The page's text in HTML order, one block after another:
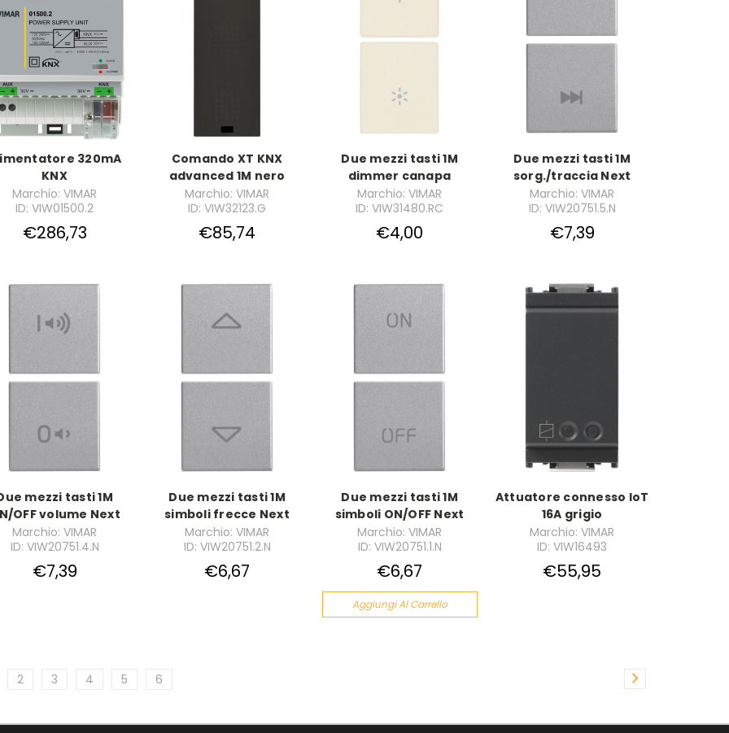
320mA
KNX
Marchio: VIMAR
ID: VIW01500.2
€286,73
Comando XT KNX
advanced 1M nero
Marchio: VIMAR
ID: VIW32123.G
€85,74
Due mezzi tasti 1M
dimmer canapa
Marchio: VIMAR
ID: VIW31480.RC
€4,00
Due mezzi tasti 1M
sorg./traccia Next
Marchio: VIMAR
ID: VIW20751.5.N
€7,39
mezzi tasti 1M
OFF volume Next
Marchio: VIMAR
ID: VIW20751.4.N
€7,39
Due mezzi tasti 1M
simboli frecce Next
Marchio: VIMAR
ID: VIW20751.2.N
€6,67
Due mezzi tasti 1M
simboli ON/OFF Next
Marchio: VIMAR
ID: VIW20751.1.N
€6,67
Aggiungi Al Carrello
Attuatore connesso IoT
16A grigio
Marchio: VIMAR
ID: VIW16493
€55,95
2 3 4 5 6